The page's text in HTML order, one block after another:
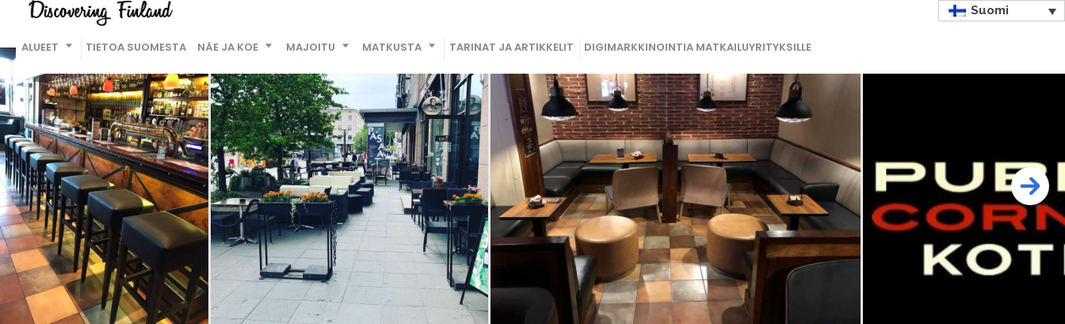
ALUEET TIETOA SUOMESTA NÄE JA KOE MAJOITU MATKUSTA TARINAT JA ARTIKKELIT DIGIMARKKINOINTIA MATKAILUYRITYKSILLE
Suomi